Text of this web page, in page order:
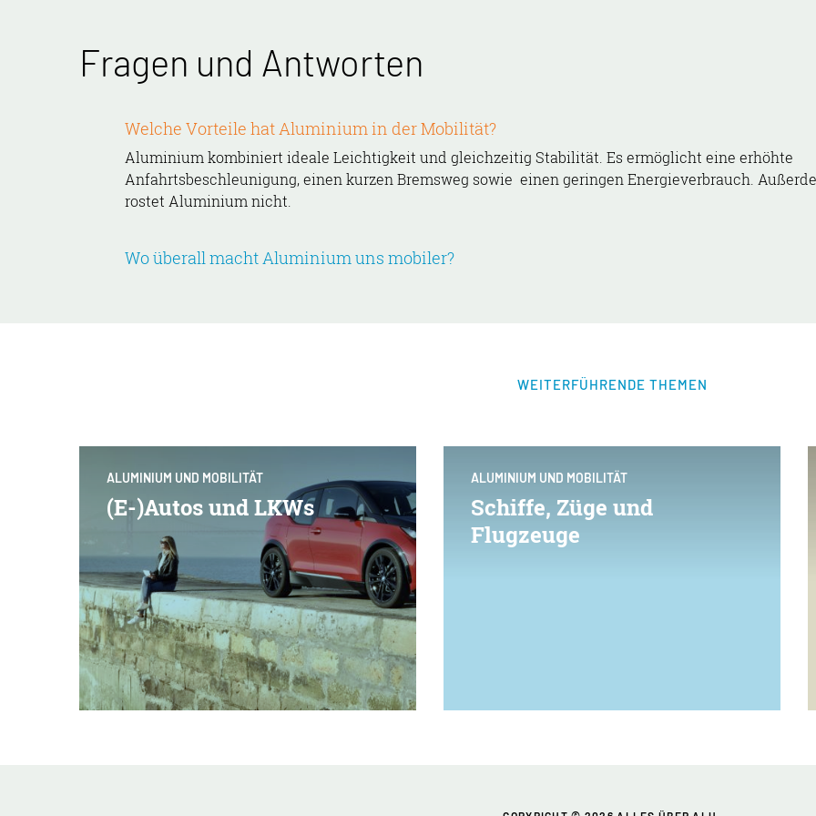
Fragen und Antworten
Welche Vorteile hat Aluminium in der Mobilität?
Aluminium kombiniert ideale Leichtigkeit und gleichzeitig Stabilität. Es ermöglicht eine erhöhte
Anfahrtsbeschleunigung, einen kurzen Bremsweg sowie einen geringen Energieverbrauch.
rostet Aluminium nicht.
Wo überall macht Aluminium uns mobiler?
WEITERFÜHRENDE THEMEN
ALUMINIUM UND MOBILITÄT
(E-)Autos und LKWs
ALUMINIUM UND MOBILITÄT
Schiffe, Züge und
Flugzeuge